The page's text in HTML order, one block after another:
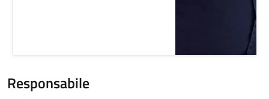
Responsabile